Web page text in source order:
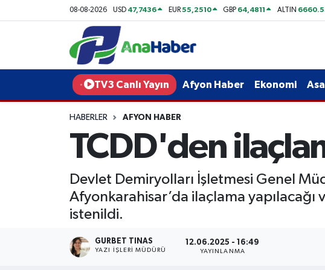
08-08-2026 USD 47,7436 EUR55,2510 GBP 64,4811 ALTIN
TV3 Canlı Yayın Afyon Haber Ekonomi
HABERLER AFYON HABER
TCDD'den
Devlet Demiryolları İşletmesi Genel
Afyonkarahisar’da ilaçlama
istenildi.
GURBET TINAS
YAZI İŞLERI MÜDÜRÜ
12.06.2025 - 16:49
YAYINLANMA
Yurt Haber
Afyon Haber
Teknoloji
Afyonkarahisar Nöbetçi Eczaneler
Afyonkarahisar Hava Durumu
Afyonkarahisar Trafik Yoğunluk Haritası
Tüm Manşetler
Haber Arşivi